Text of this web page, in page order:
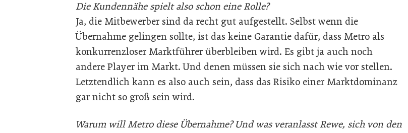
Die Kundennähe spielt also schon eine Rolle?
Ja, die Mitbewerber sind da recht gut aufgestellt. Selbst wenn die
Übernahme gelingen sollte, ist das keine Garantie dafür, dass Metro als
konkurrenzloser Marktführer überbleiben wird. Es gibt ja auch noch
andere Player im Markt. Und denen müssen sie sich nach wie vor stellen.
Letztendlich kann es also auch sein, dass das Risiko einer Marktdominanz
gar nicht so groß sein wird.
Warum will Metro diese Übernahme? Und was veranlasst Rewe, sich von den